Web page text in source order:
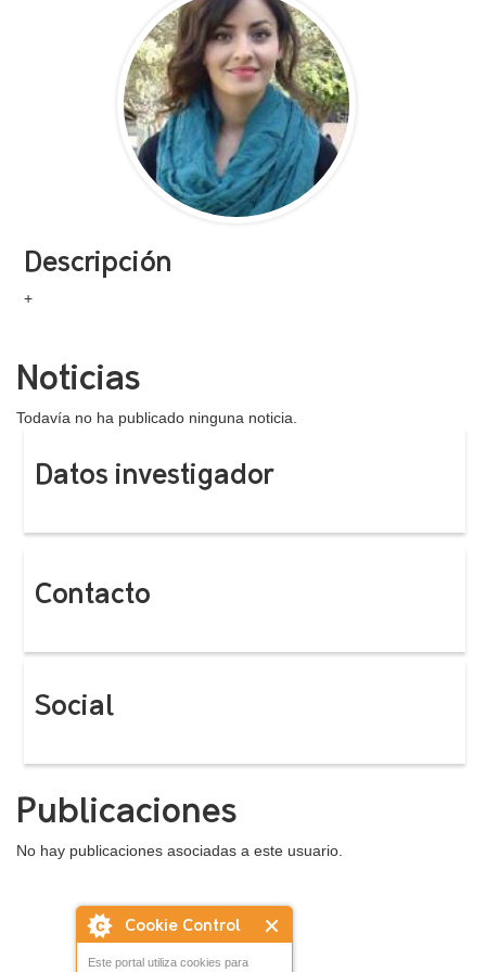
Cookie Control
Este portal utiliza cookies para
Descripción
+
Noticias
Todavía no ha publicado ninguna noticia.
Datos investigador
Contacto
Social
Publicaciones
No hay publicaciones asociadas a este usuario.